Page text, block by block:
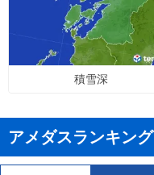
積雪深
アメダスランキング